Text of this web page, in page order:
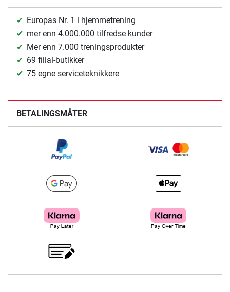
Europas Nr. 1 i hjemmetrening
mer enn 4.000.000 tilfredse kunder
Mer enn 7.000 treningsprodukter
69 filial-butikker
75 egne serviceteknikkere
BETALINGSMÅTER